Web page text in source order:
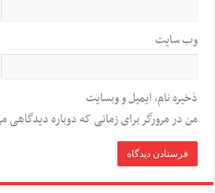
وب‌ سایت
ذخیره نام، ایمیل و وبسایت
من در مرورگر برای زمانی که دوباره دیدگاهی